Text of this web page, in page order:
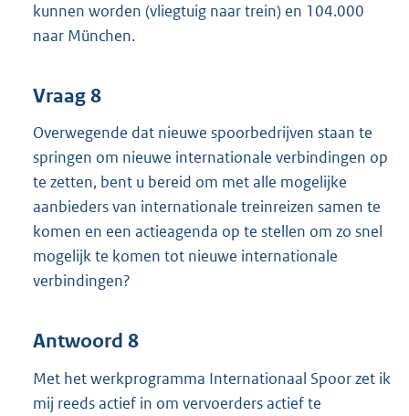
kunnen worden (vliegtuig naar trein) en 104.000
naar München.
Vraag 8
Overwegende dat nieuwe spoorbedrijven staan te
springen om nieuwe internationale verbindingen op
te zetten, bent u bereid om met alle mogelijke
aanbieders van internationale treinreizen samen te
komen en een actieagenda op te stellen om zo snel
mogelijk te komen tot nieuwe internationale
verbindingen?
Antwoord 8
Met het werkprogramma Internationaal Spoor zet ik
mij reeds actief in om vervoerders actief te